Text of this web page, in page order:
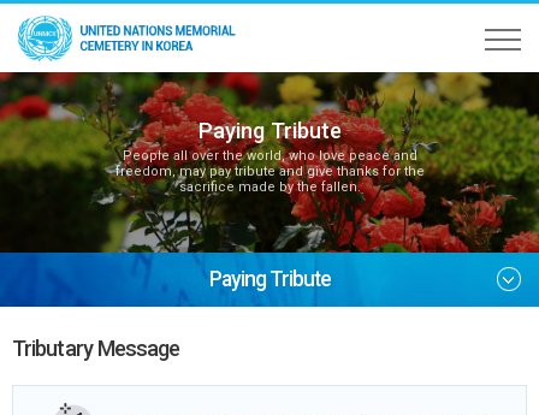
Paying Tribute
People all over the world, who love peace and
freedom, may pay tribute and give thanks for the
sacrifice made by the fallen.
Paying Tribute
Tributary Message